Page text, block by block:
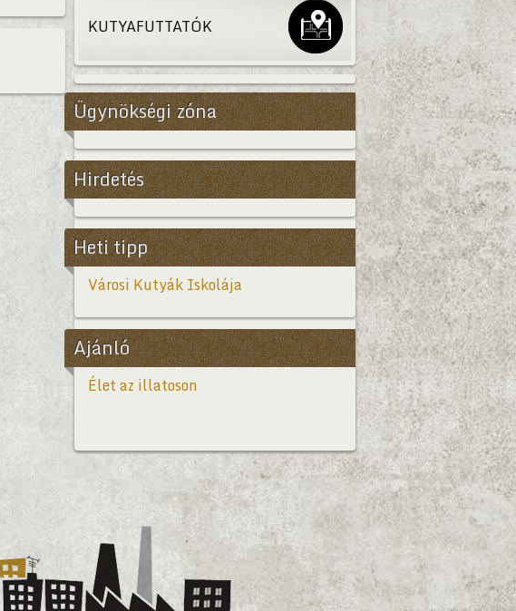
KUTYAFUTTATÓK
Ügynökségi zóna
Hirdetés
Heti tipp
Városi Kutyák Iskolája
Ajánló
Élet az illatoson